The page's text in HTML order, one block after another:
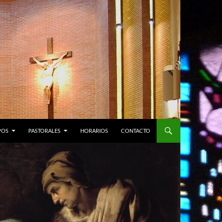
PASTORALES HORARIOS CONTACTO